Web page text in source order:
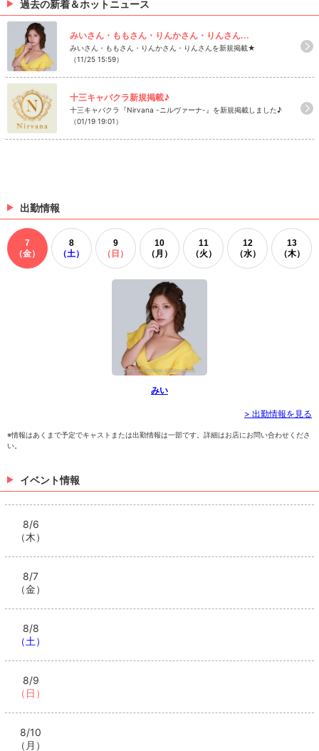
過去の新着＆ホットニュース
みいさん・ももさん・りんかさん・りんさん...
みいさん・ももさん・りんかさん・りんさんを新規掲載★
（11/25 15:59）
十三キャバクラ新規掲載♪
十三キャバクラ『Nirvana -ニルヴァーナ-』を新規掲載しました♪
（01/19 19:01）
出勤情報
7
（金）
8
（土）
9
（日）
10
（月）
11
（火）
12
（水）
13
（木）
みい
> 出勤情報を見る
※情報はあくまで予定でキャストまたは出勤情報は一部です。詳細はお店にお問い合わせくださ
い。
イベント情報
8/6
（木）
8/7
（金）
8/8
（土）
8/9
（日）
8/10
（月）